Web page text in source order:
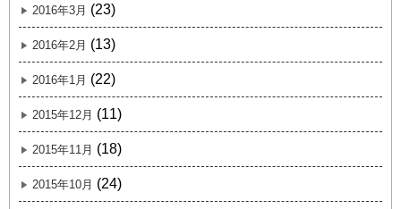
2016年3月 (23)
2016年2月 (13)
2016年1月 (22)
2015年12月 (11)
2015年11月 (18)
2015年10月 (24)